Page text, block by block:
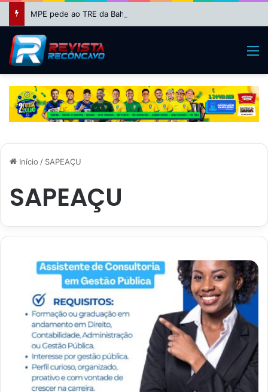
Início / SAPEAÇU
SAPEAÇU